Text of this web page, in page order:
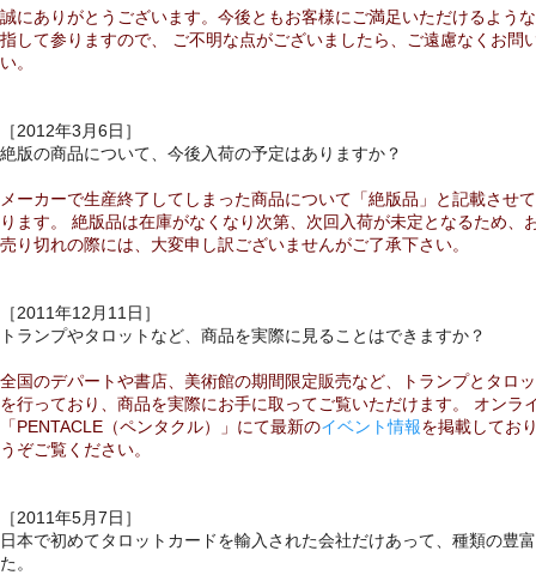
誠にありがとうございます。今後ともお客様にご満足いただけるよう
指して参りますので、 ご不明な点がございましたら、ご遠慮なくお問
い。
［2012年3月6日］
絶版の商品について、今後入荷の予定はありますか？
メーカーで生産終了してしまった商品について「絶版品」と記載させ
ります。 絶版品は在庫がなくなり次第、次回入荷が未定となるため、
売り切れの際には、大変申し訳ございませんがご了承下さい。
［2011年12月11日］
トランプやタロットなど、商品を実際に見ることはできますか？
全国のデパートや書店、美術館の期間限定販売など、トランプとタロ
を行っており、商品を実際にお手に取ってご覧いただけます。 オンラ
「PENTACLE（ペンタクル）」にて最新のイベント情報を掲載してお
うぞご覧ください。
［2011年5月7日］
日本で初めてタロットカードを輸入された会社だけあって、種類の豊
た。